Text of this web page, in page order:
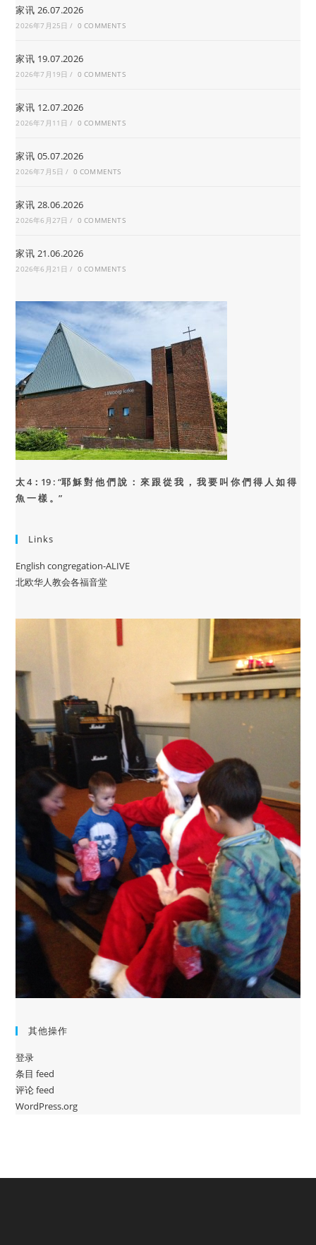
家讯 26.07.2026
2026年7月25日 / 0 COMMENTS
家讯 19.07.2026
2026年7月19日 / 0 COMMENTS
家讯 12.07.2026
2026年7月11日 / 0 COMMENTS
家讯 05.07.2026
2026年7月5日 / 0 COMMENTS
家讯 28.06.2026
2026年6月27日 / 0 COMMENTS
家讯 21.06.2026
2026年6月21日 / 0 COMMENTS
太 4：19 : “耶 穌 對 他 們 說 ： 來 跟 從 我 ， 我 要 叫 你 們 得 人 如 得
魚 一 樣 。”
Links
English congregation-ALIVE
北欧华人教会各福音堂
其他操作
登录
条目 feed
评论 feed
WordPress.org